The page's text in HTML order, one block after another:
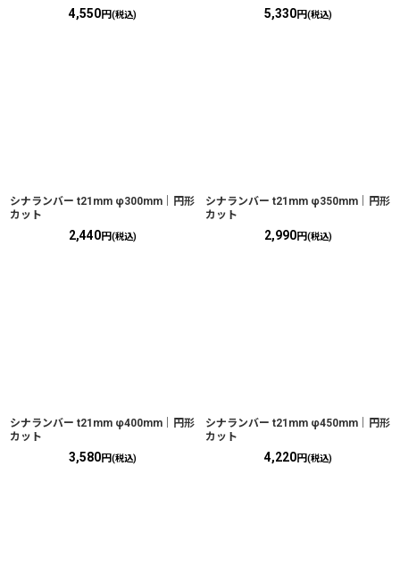
4,550円(税込) 5,330円(税込)
シナランバー t21mm φ300mm｜円形
カット
2,440円(税込)
シナランバー t21mm φ350mm｜円形
カット
2,990円(税込)
シナランバー t21mm φ400mm｜円形
カット
3,580円(税込)
シナランバー t21mm φ450mm｜円形
カット
4,220円(税込)